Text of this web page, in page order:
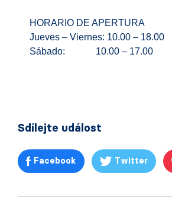
HORARIO DE APERTURA
Jueves – Viernes: 10.00 – 18.00
Sábado: 10.00 – 17.00
Sdílejte událost
Facebook Twitter